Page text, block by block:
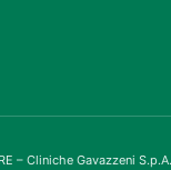
– Cliniche Gavazzeni